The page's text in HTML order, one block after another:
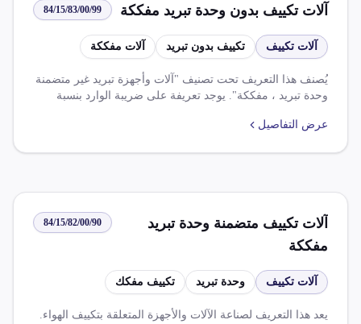
آلات تكييف بدون وحدة تبريد مفككة 84/15/83/00/99
آلات تكييف تكييف بدون تبريد آلات مفككة
يُصنف هذا التعريف تحت تصنيف "آلات وأجهزة تبريد غير متضمنة
وحدة تبريد ، مفككة". يوجد تعريفة على ضريبة الوارد بنسبة
عرض التفاصيل
آلات تكييف متضمنة وحدة تبريد
مفككة
84/15/82/00/90
آلات تكييف وحدة تبريد تكييف مفكك
يعد هذا التعريف لصناعة الآلات والأجهزة المتعلقة بتكييف الهواء.